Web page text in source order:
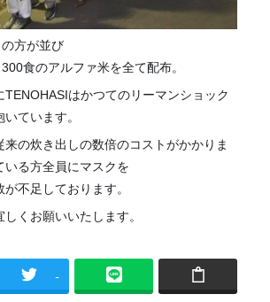
方が並び
食のアルファ米を全て配布。
TENOHASIはかつてのリーマンショック
ています。
来の炊き出しの数倍のコストがかかりま
いる方全員にマスクを
不足しております。
くお願いいたします。
-